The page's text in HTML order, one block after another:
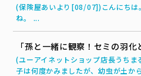
(保険屋あいより[08/07])こんにちは
ね。 ...
「孫と一緒に観察！セミの羽化
(ユーアイネットショップ店長うち
子は何度かみましたが、幼虫が土か